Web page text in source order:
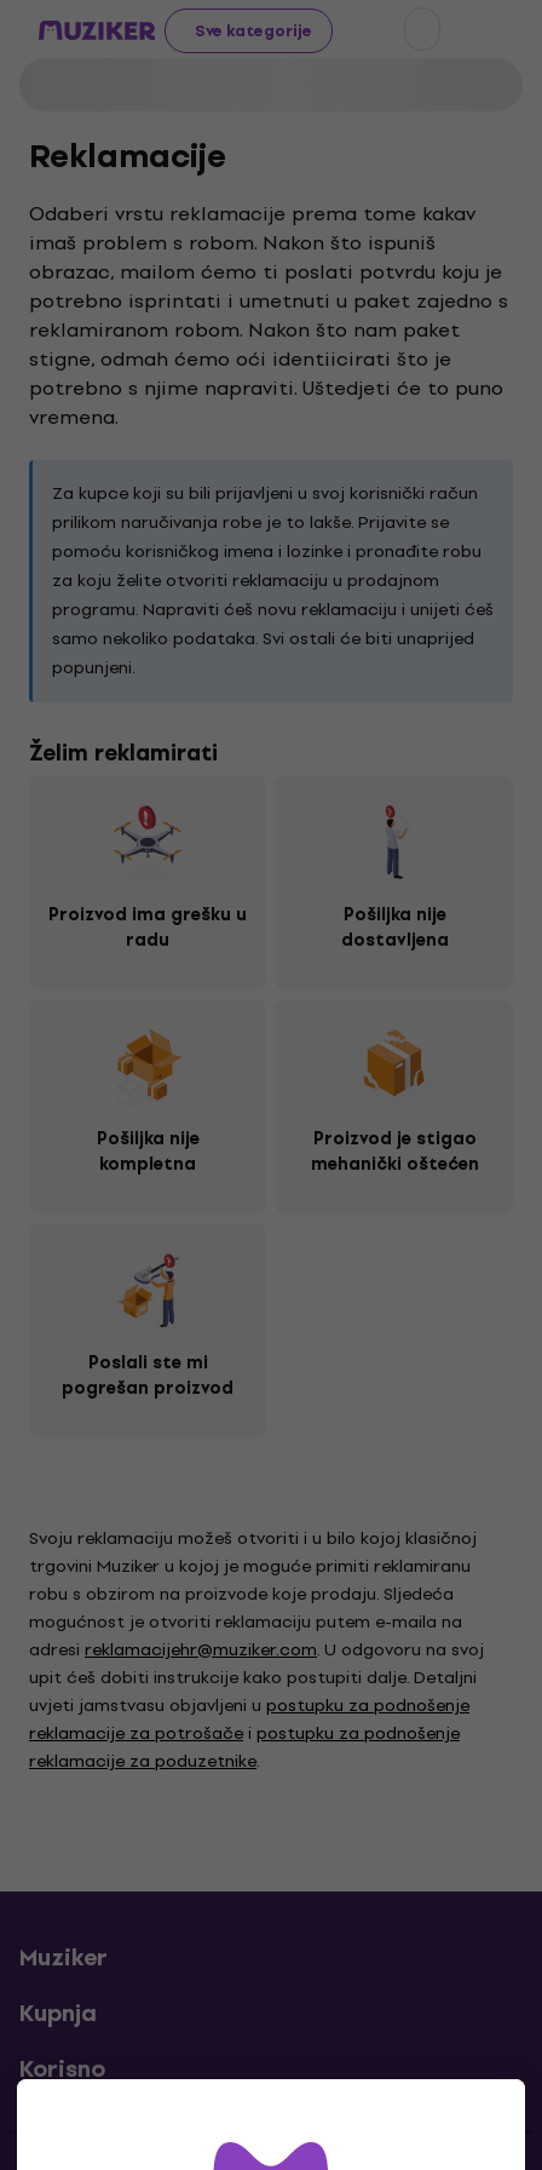
Sve kategorije
Reklamacije
Odaberi vrstu reklamacije prema tome kakav
imaš problem s robom. Nakon što ispuniš
obrazac, mailom ćemo ti poslati potvrdu koju je
potrebno isprintati i umetnuti u paket zajedno s
reklamiranom robom. Nakon što nam paket
stigne, odmah ćemo oći identiicirati što je
potrebno s njime napraviti. Uštedjeti će to puno
vremena.
Za kupce koji su bili prijavljeni u svoj korisnički račun
prilikom naručivanja robe je to lakše. Prijavite se
pomoću korisničkog imena i lozinke i pronađite robu
za koju želite otvoriti reklamaciju u prodajnom
programu. Napraviti ćeš novu reklamaciju i unijeti ćeš
samo nekoliko podataka. Svi ostali će biti unaprijed
popunjeni.
Želim reklamirati
Proizvod ima grešku u
radu
Pošiljka nije
dostavljena
Pošiljka nije
kompletna
Proizvod je stigao
mehanički oštećen
Poslali ste mi
pogrešan proizvod
Svoju reklamaciju možeš otvoriti i u bilo kojoj klasičnoj
trgovini Muziker u kojoj je moguće primiti reklamiranu
robu s obzirom na proizvode koje prodaju. Sljedeća
mogućnost je otvoriti reklamaciju putem e-maila na
adresi reklamacijehr@muziker.com. U odgovoru na svoj
upit ćeš dobiti instrukcije kako postupiti dalje. Detaljni
uvjeti jamstvasu objavljeni u postupku za podnošenje
reklamacije za potrošače i postupku za podnošenje
reklamacije za poduzetnike.
Muziker
Kupnja
Korisno